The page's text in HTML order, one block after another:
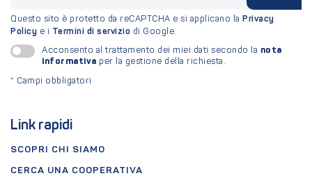
Link rapidi
SCOPRI CHI SIAMO
CERCA UNA COOPERATIVA
Questo sito è protetto da reCAPTCHA e si applicano la Privacy
Policy e i Termini di servizio di Google.
Acconsento al trattamento dei miei dati secondo la nota
informativa per la gestione della richiesta.
* Campi obbligatori